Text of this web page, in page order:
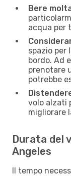
Bere
acqua per
spazio per
bordo. Ad
prenotare
potrebbe
volo alzati
migliorare
Durata del
Angeles
Il tempo